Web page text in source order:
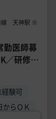
線 天神駅 ※
勤医師募
／研修制
経験可
からＯＫ